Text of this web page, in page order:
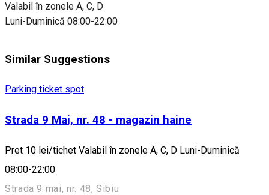
Valabil în zonele A, C, D
Luni-Duminică 08:00-22:00
Similar Suggestions
Parking ticket spot
Strada 9 Mai, nr. 48 - magazin haine
Pret 10 lei/tichet Valabil în zonele A, C, D Luni-Duminică
08:00-22:00
Strada 9 mai, nr. 48, Sibiu